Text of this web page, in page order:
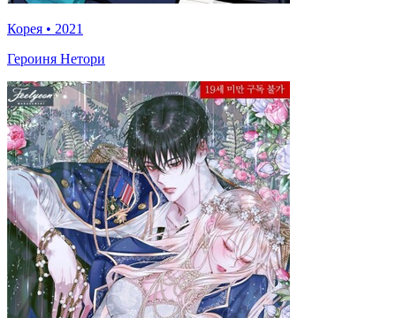
Корея • 2021
Героиня Нетори